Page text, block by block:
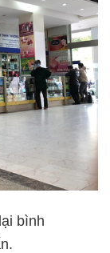
bình